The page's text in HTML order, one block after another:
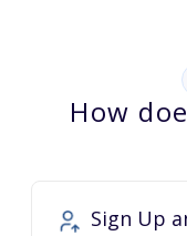
How
Sign Up